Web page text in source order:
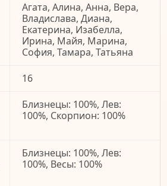
Агата, Алина, Анна, Вера,
Владислава, Диана,
Екатерина, Изабелла,
Ирина, Майя, Марина,
София, Тамара, Татьяна
16
Близнецы: 100%, Лев:
100%, Скорпион: 100%
Близнецы: 100%, Лев:
100%, Весы: 100%